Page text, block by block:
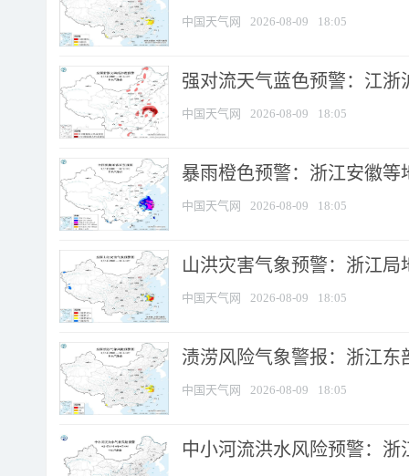
中国天气网 2026-08-09 18:05
强对流天气蓝色预警：江浙
中国天气网 2026-08-09 18:05
暴雨橙色预警：浙江安徽等
中国天气网 2026-08-09 18:05
山洪灾害气象预警：浙江
中国天气网 2026-08-09 18:05
渍涝风险气象警报：浙江
中国天气网 2026-08-09 18:05
中小河流洪水风险预警：